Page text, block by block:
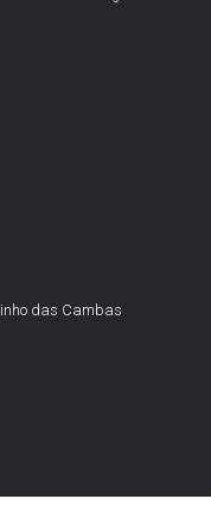
das Cambas